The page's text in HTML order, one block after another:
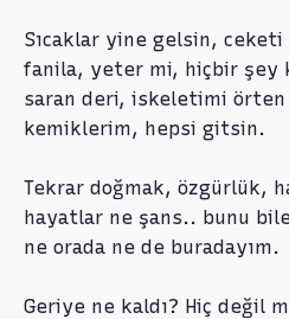
Sıcaklar yine gelsin,
fanila, yeter mi, hiçbir şey
saran deri, iskeletimi
kemiklerim, hepsi gitsin.
Tekrar doğmak, özgürlük,
hayatlar ne şans.. bunu
ne orada ne de buradayım.
Geriye ne kaldı? Hiç değil